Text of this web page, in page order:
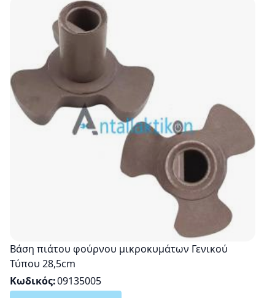
Βάση πιάτου φούρνου μικροκυμάτων Γενικού
Τύπου 28,5cm
Κωδικός 09135005